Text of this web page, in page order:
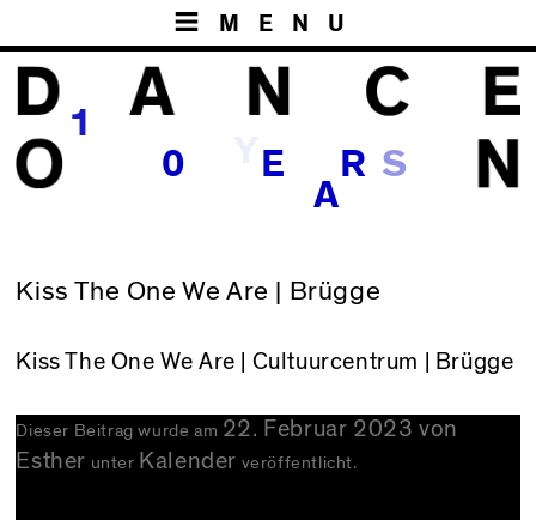
MENU
1
0 E
A
R
Kiss The One We Are | Brügge
Kiss The One We Are | Cultuurcentrum | Brügge
Dieser Beitrag wurde am 22. Februar 2023 von
Esther unter Kalender veröffentlicht.